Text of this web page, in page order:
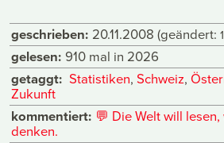
geschrieben: 20.11.2008 (geändert:
gelesen: 910 mal in 2026
getaggt: Statistiken, Schweiz,
Zukunft
kommentiert: 💬 Die Welt will
denken.